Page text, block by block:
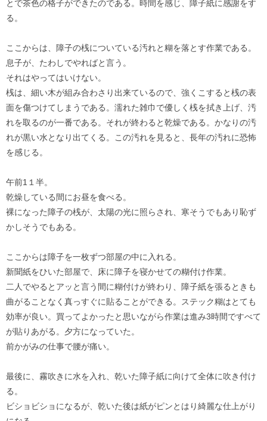
とで茶色の格子ができたのである。時間を感じ、障子紙に感謝をす
る。
ここからは、障子の桟についている汚れと糊を落とす作業である。
息子が、たわしでやればと言う。
それはやってはいけない。
桟は、細い木が組み合わさり出来ているので、強くこすると桟の表
面を傷つけてしまうである。濡れた雑巾で優しく桟を拭き上げ、汚
れを取るのが一番である。それが終わると乾燥である。かなりの汚
れが黒い水となり出てくる。この汚れを見ると、長年の汚れに恐怖
を感じる。
午前1１半。
乾燥している間にお昼を食べる。
裸になった障子の桟が、太陽の光に照らされ、寒そうでもあり恥ず
かしそうでもある。
ここからは障子を一枚ずつ部屋の中に入れる。
新聞紙をひいた部屋で、床に障子を寝かせての糊付け作業。
二人でやるとアッと言う間に糊付けが終わり、障子紙を張るときも
曲がることなく真っすぐに貼ることができる。ステック糊はとても
効率が良い。買ってよかったと思いながら作業は進み3時間ですべて
が貼りあがる。夕方になっていた。
前かがみの仕事で腰が痛い。
最後に、霧吹きに水を入れ、乾いた障子紙に向けて全体に吹き付け
る。
ビショビショになるが、乾いた後は紙がピンとはり綺麗な仕上がり